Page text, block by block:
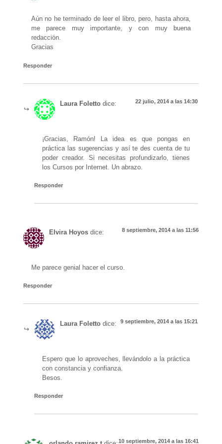
Aún no he terminado de leer el libro, pero, hasta ahora,
me parece muy importante, y con muy buena
redacción.
Gracias
Responder
Laura Foletto dice: 22 julio, 2014 a las 14:30
¡Gracias, Ramón! La idea es que pongas en
práctica las sugerencias y así te des cuenta de tu
poder creador. Si necesitas profundizarlo, tienes
los Cursos por Internet. Un abrazo.
Responder
Elvira Hoyos dice: 8 septiembre, 2014 a las 11:56
Me parece genial hacer el curso.
Responder
Laura Foletto dice: 9 septiembre, 2014 a las 15:21
Espero que lo aproveches, llevándolo a la práctica
con constancia y confianza.
Besos.
Responder
10 septiembre, 2014 a las 16:41